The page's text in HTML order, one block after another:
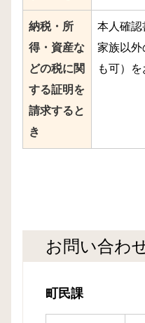
納税・所
得・資産な
どの税に関
する証明を
請求すると
き
本人確認
家族以外
も可）を
お問い合わ
町民課